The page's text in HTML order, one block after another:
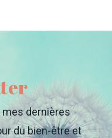
dernières
du bien-être et